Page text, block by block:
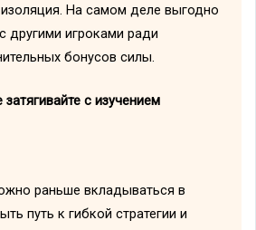
На самом деле выгодно
другими игроками ради
бонусов силы.
с изучением
раньше вкладываться в
путь к гибкой стратегии и